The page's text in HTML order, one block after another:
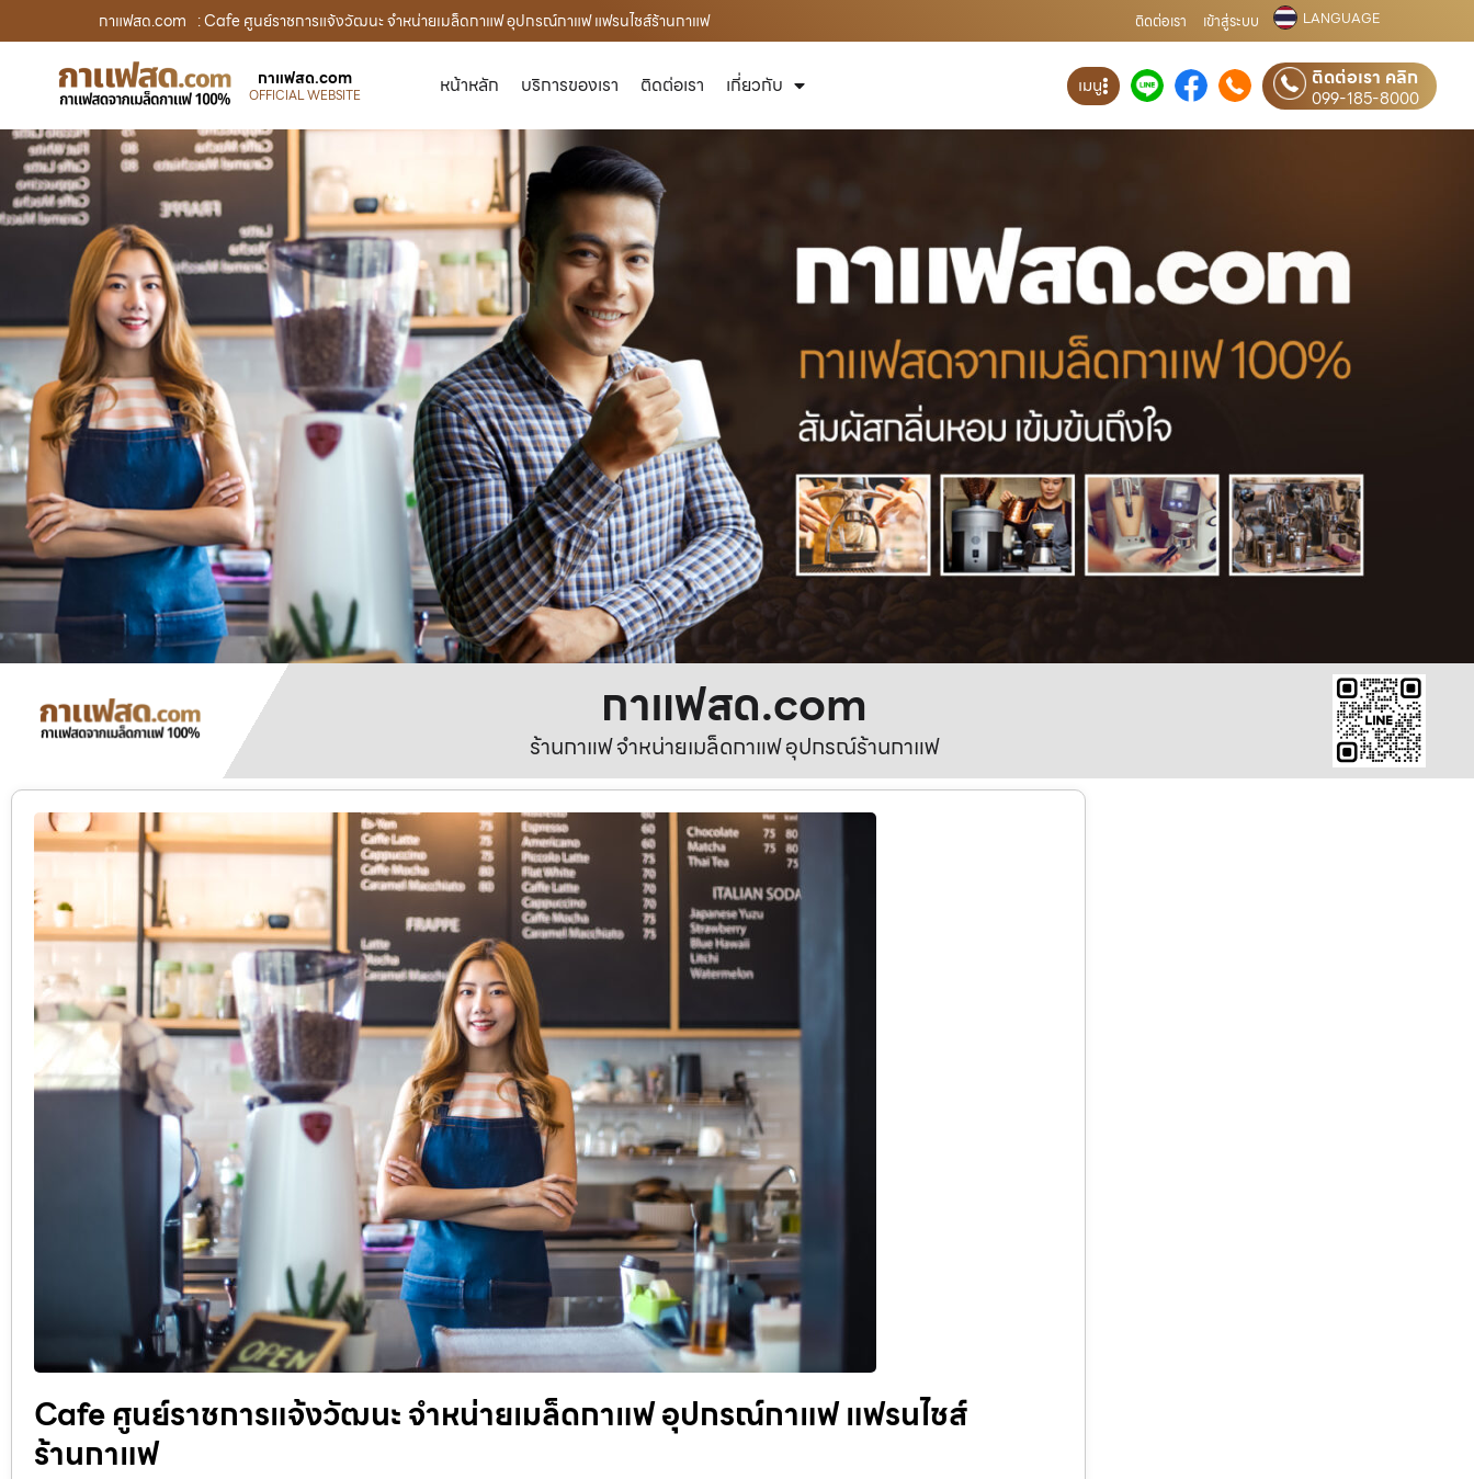
กาแฟสด.com : Cafe ศูนย์ราชการแจ้งวัฒนะ จำหน่ายเมล็ดกาแฟ อุปกรณ์กาแฟ แฟรนไชส์ร้านกาแฟ ติดต่อเรา เข้าสู่ระบบ LANGUAGE
กาแฟสด.com
OFFICIAL WEBSITE หน้าหลัก บริการของเรา ติดต่อเรา เกี่ยวกับ เมนู ติดต่อเรา คลิก
099-185-8000
กาแฟสด.com
ร้านกาแฟ จำหน่ายเมล็ดกาแฟ อุปกรณ์ร้านกาแฟ
Cafe ศูนย์ราชการแจ้งวัฒนะ จำหน่ายเมล็ดกาแฟ อุปกรณ์กาแฟ แฟรนไชส์
ร้านกาแฟ